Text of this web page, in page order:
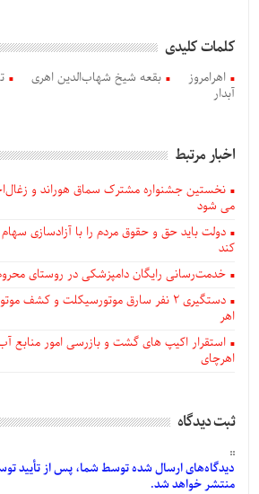
کلمات کلیدی
اهرامروز بقعه شیخ شهاب‌الدین اهری
آبدار
اخبار مرتبط
نخستین جشنواره مشترک سماق هوراند و
می شود
دولت باید حق و حقوق مردم را با آزادسازی سهام
کند
خدمت‌رسانی رایگان دامپزشکی در روستای
دستگيری ۲ نفر سارق موتورسیکلت و
اهر
استقرار اکیپ های گشت و بازرسی امور منابع
اهرچای
ثبت دیدگاه
دیدگاه‌هایارسالشدهتوسط شما، پس ازتأیید
منتشر خواهد شد.